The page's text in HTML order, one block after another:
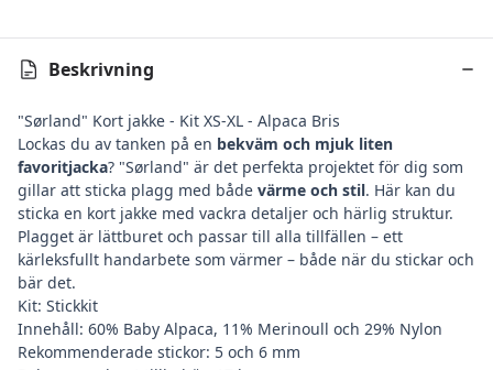
Beskrivning
"Sørland" Kort jakke - Kit XS-XL - Alpaca Bris
Lockas du av tanken på en bekväm och mjuk liten
favoritjacka? "Sørland" är det perfekta projektet för dig som
gillar att sticka plagg med både värme och stil. Här kan du
sticka en kort jakke med vackra detaljer och härlig struktur.
Plagget är lättburet och passar till alla tillfällen – ett
kärleksfullt handarbete som värmer – både när du stickar och
bär det.
Kit: Stickkit
Innehåll: 60% Baby Alpaca, 11% Merinoull och 29% Nylon
Rekommenderade stickor: 5 och 6 mm